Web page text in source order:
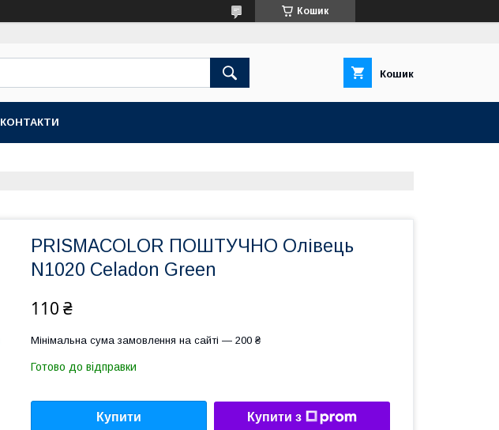
Кошик
Кошик
КОНТАКТИ
PRISMACOLOR ПОШТУЧНО Олівець
N1020 Celadon Green
110 ₴
Мінімальна сума замовлення на сайті — 200 ₴
Готово до відправки
Купити Купити з